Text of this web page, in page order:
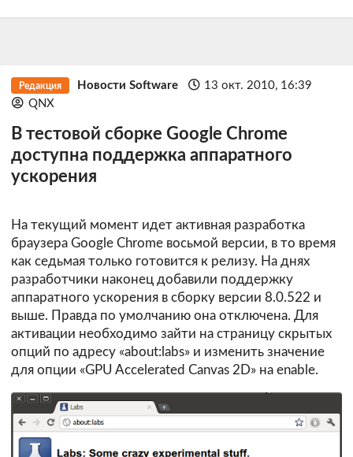
Редакция Новости Software
13 окт. 2010, 16:39
QNX
В тестовой сборке Google Chrome
доступна поддержка аппаратного
ускорения
На текущий момент идет активная разработка
браузера Google Chrome восьмой версии, в то время
как седьмая только готовится к релизу. На днях
разработчики наконец добавили поддержку
аппаратного ускорения в сборку версии 8.0.522 и
выше. Правда по умолчанию она отключена. Для
активации необходимо зайти на страницу скрытых
опций по адресу «about:labs» и изменить значение
для опции «GPU Accelerated Canvas 2D» на enable.